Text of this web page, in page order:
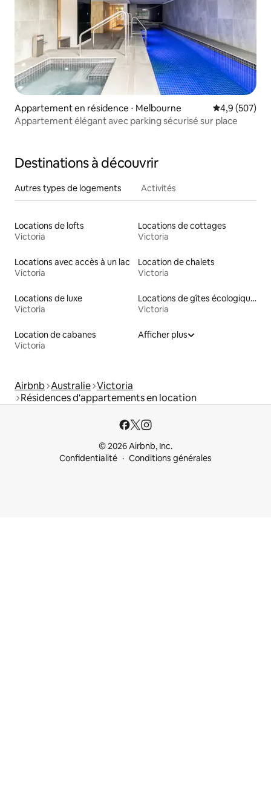
Appartement en résidence ⋅ Melbourne Évaluation
4,9 (507)
Appartement élégant avec parking sécurisé sur place
Destinations à découvrir
Autres types de logements Activités
Locations de lofts
Victoria
Locations de cottages
Victoria
Locations avec accès à un lac
Victoria
Location de chalets
Victoria
Locations de luxe
Victoria
Locations de gîtes écologiques
Victoria
Location de cabanes
Victoria
Afficher plus
Airbnb Australie Victoria
Résidences d'appartements en location
© 2026 Airbnb, Inc.
Confidentialité
Conditions générales